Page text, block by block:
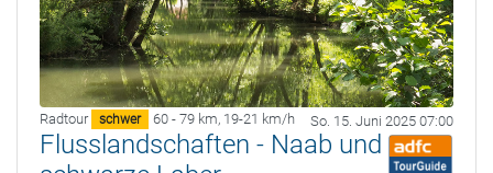
Radtour schwer 60 - 79 km, 19-21 km/h So. 15. Juni 2025 07:00
Flusslandschaften - Naab und